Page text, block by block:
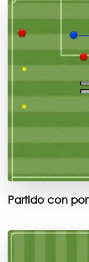
Partido con